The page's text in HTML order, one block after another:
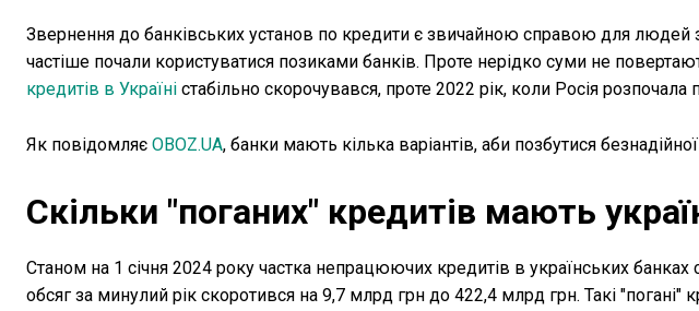
Звернення до банківських установ по кредити є звичайною справою для людей
частіше почали користуватися позиками банків. Проте нерідко суми не
кредитів в Україні стабільно скорочувався, проте 2022 рік, коли Росія
Як повідомляє OBOZ.UA, банки мають кілька варіантів, аби позбутися безнадійної
Скільки "поганих" кредитів мають
Станом на 1 січня 2024 року частка непрацюючих кредитів в українських банках
обсяг за минулий рік скоротився на 9,7 млрд грн до 422,4 млрд грн. Такі "погані"